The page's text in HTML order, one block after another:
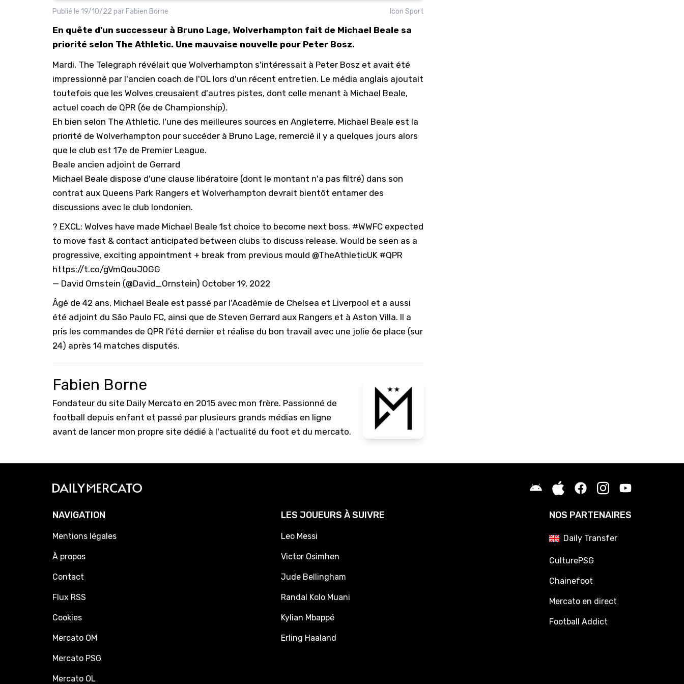
Publié le 19/10/22 par Fabien Borne Icon Sport
En quête d'un successeur à Bruno Lage, Wolverhampton fait de Michael Beale sa
priorité selon The Athletic. Une mauvaise nouvelle pour Peter Bosz.
Mardi, The Telegraph révélait que Wolverhampton s'intéressait à Peter Bosz et avait été
impressionné par l'ancien coach de l'OL lors d'un récent entretien. Le média anglais ajoutait
toutefois que les Wolves creusaient d'autres pistes, dont celle menant à Michael Beale,
actuel coach de QPR (6e de Championship).
Eh bien selon The Athletic, l'une des meilleures sources en Angleterre, Michael Beale est la
priorité de Wolverhampton pour succéder à Bruno Lage, remercié il y a quelques jours alors
que le club est 17e de Premier League.
Beale ancien adjoint de Gerrard
Michael Beale dispose d'une clause libératoire (dont le montant n'a pas filtré) dans son
contrat aux Queens Park Rangers et Wolverhampton devrait bientôt entamer des
discussions avec le club londonien.
? EXCL: Wolves have made Michael Beale 1st choice to become next boss. #WWFC expected
to move fast & contact anticipated between clubs to discuss release. Would be seen as a
progressive, exciting appointment + break from previous mould @TheAthleticUK #QPR
https://t.co/gVmQouJ0GG
— David Ornstein (@David_Ornstein) October 19, 2022
Âgé de 42 ans, Michael Beale est passé par l'Académie de Chelsea et Liverpool et a aussi
été adjoint du São Paulo FC, ainsi que de Steven Gerrard aux Rangers et à Aston Villa. Il a
pris les commandes de QPR l'été dernier et réalise du bon travail avec une jolie 6e place (sur
24) après 14 matches disputés.
Fabien Borne
Fondateur du site Daily Mercato en 2015 avec mon frère. Passionné de
football depuis enfant et passé par plusieurs grands médias en ligne
avant de lancer mon propre site dédié à l'actualité du foot et du mercato.
NAVIGATION
Mentions légales
À propos
Contact
Flux RSS
Cookies
Mercato OM
Mercato PSG
Mercato OL
LES JOUEURS À SUIVRE
Leo Messi
Victor Osimhen
Jude Bellingham
Randal Kolo Muani
Kylian Mbappé
Erling Haaland
NOS PARTENAIRES
Daily Transfer
CulturePSG
Chainefoot
Mercato en direct
Football Addict